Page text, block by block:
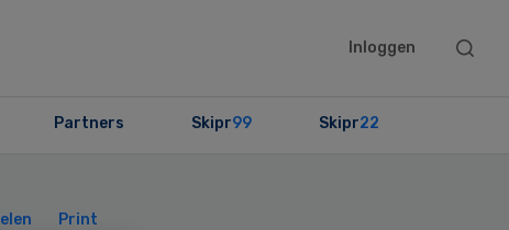
Inloggen
Search
Partners Skipr99 Skipr22
Print